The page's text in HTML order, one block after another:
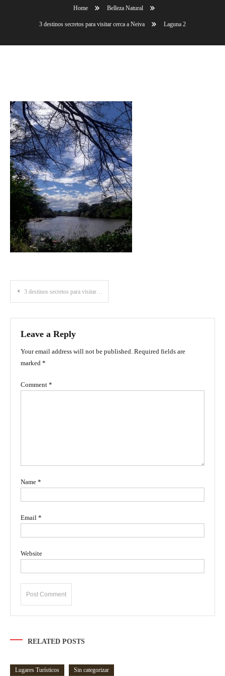
Home Belleza Natural
3 destinos secretos para visitar cerca a Neiva Laguna 2
Post
navigation
3 destinos secretos para visitar cerca a Neiva
Leave a Reply
Your email address will not be published. Required fields are
marked *
Comment *
Name *
Email *
Website
RELATED POSTS
Lugares Turísticos Sin categorizar